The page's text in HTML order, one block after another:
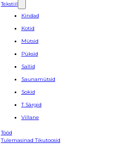
Tekstiil
Kindad
Kotid
Mütsid
Püksid
Sallid
Saunamütsid
Sokid
T Särgid
Villane
Tööd
Tulemasinad Tikutoosid